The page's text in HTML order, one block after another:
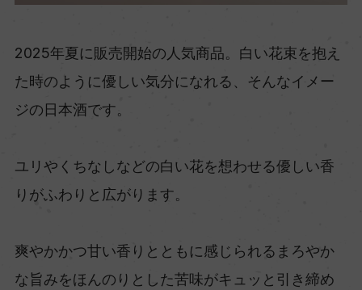
2025年夏に販売開始の人気商品。白い花束を抱え
た時のように優しい気分になれる、そんなイメー
ジの日本酒です。
ユリやくちなしなどの白い花を想わせる優しい香
りがふわりと広がります。
爽やかかつ甘い香りとともに感じられるまろやか
な旨みをほんのりとした苦味がキュッと引き締め